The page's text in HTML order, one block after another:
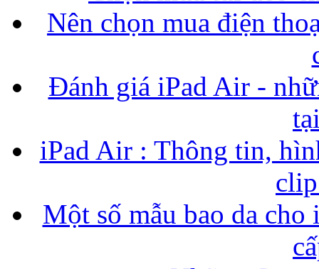
Nên chọn mua điện
Đánh giá iPad Air -
iPad Air : Thông tin,
Một số mẫu bao da